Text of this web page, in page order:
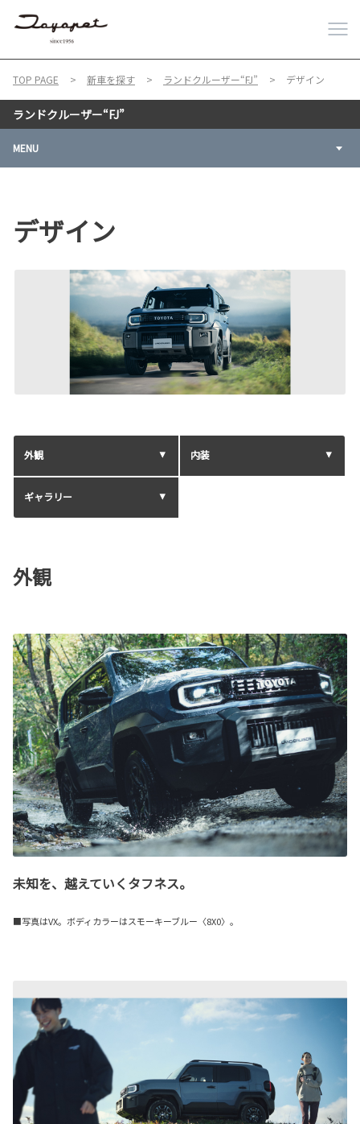
TOP PAGE 新車を探す ランドクルーザー“FJ” デザイン
ランドクルーザー“FJ”
MENU
デザイン
外観 内装
ギャラリー
外観
未知を、越えていくタフネス。
■写真はVX。ボディカラーはスモーキーブルー〈8X0〉。